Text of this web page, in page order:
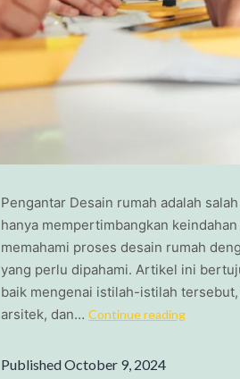
Pengantar Desain rumah adalah
hanya mempertimbangkan
memahami proses desain rumah
yang perlu dipahami. Artikel ini
baik mengenai istilah-istilah
arsitek, dan… Continue reading
PublishedOctober 9, 2024